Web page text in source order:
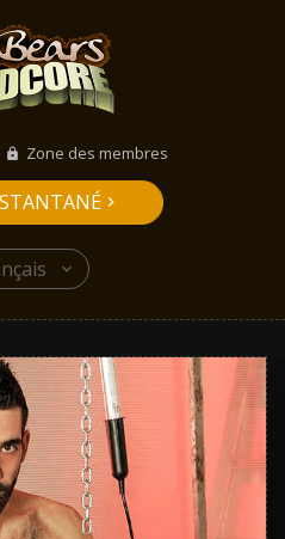
Zone des membres